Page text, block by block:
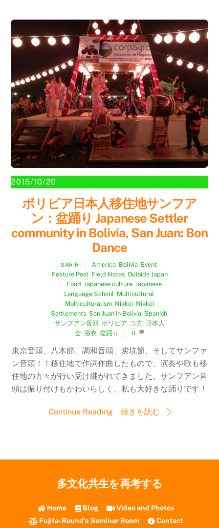
2015/10/20
ボリビア日本人移住地サンフア
ン：盆踊り Japanese Settler
community in Bolivia, San Juan: Bon
Dance
SARIRI America, Bolivia, Event,
Feature Post, Field Notes, Outside Japan
Food ,Japanese culture ,Japanese
Language School, Multicultural,
Multiculturalism Nikkei Nikkei
Settlements, San Juan in Bolivia, Spanish,
サンフアン音頭 ボリビア ユ方 日本人
会 ,浴衣 ,盆踊り 0
東京音頭、八木節、調和音頭、炭坑節、そしてサンファ
ン音頭！！移住地で作詞作曲したもので、演奏や歌も移
住地の方々が行い受け継がれてきました。サンフアン音
頭は振り付けもかわいらしく、私も大好きな踊りです！
Continue Reading 続きを読む
多文化共生を再考する
Home Blog
Video and Photos
Fujita-Round’s Seminar Room
Contact